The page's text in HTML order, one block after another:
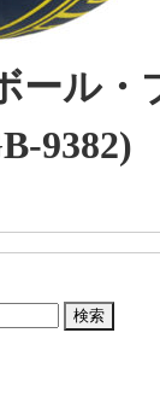
ール・
9382)